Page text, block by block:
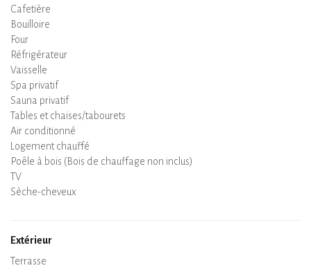
Cafetière
Bouilloire
Plaque de cuisson
Four
Réfrigérateur
Vaisselle
Lave-vaisselle
Chaise bébé
Spa privatif
Sauna privatif
Tables et chaises/tabourets
Air conditionné
Logement chauffé
Poêle à bois (Bois de chauffage non inclus)
Cheminée
Wifi
TV
Sèche-cheveux
Extérieur
Terrasse